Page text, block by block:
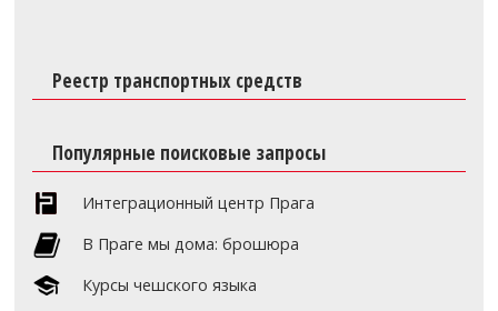
Реестр транспортных средств
Популярные поисковые запросы
Интеграционный центр Прага
В Праге мы дома: брошюра
Курсы чешского языка